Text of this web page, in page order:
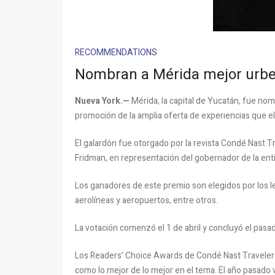
RECOMMENDATIONS
Nombran a Mérida mejor
Nueva York.—Mérida, la capital de Yucatán, fue
promoción de la amplia oferta de experiencias que
El galardón fue otorgado por la revista Condé Nast
Fridman, en representación del gobernador de la
Los ganadores de este premio son elegidos por los
aerolíneas y aeropuertos, entre otros.
La votación comenzó el 1 de abril y concluyó el
Los Readers’ Choice Awards de Condé Nast
como lo mejor de lo mejor en el tema. El año